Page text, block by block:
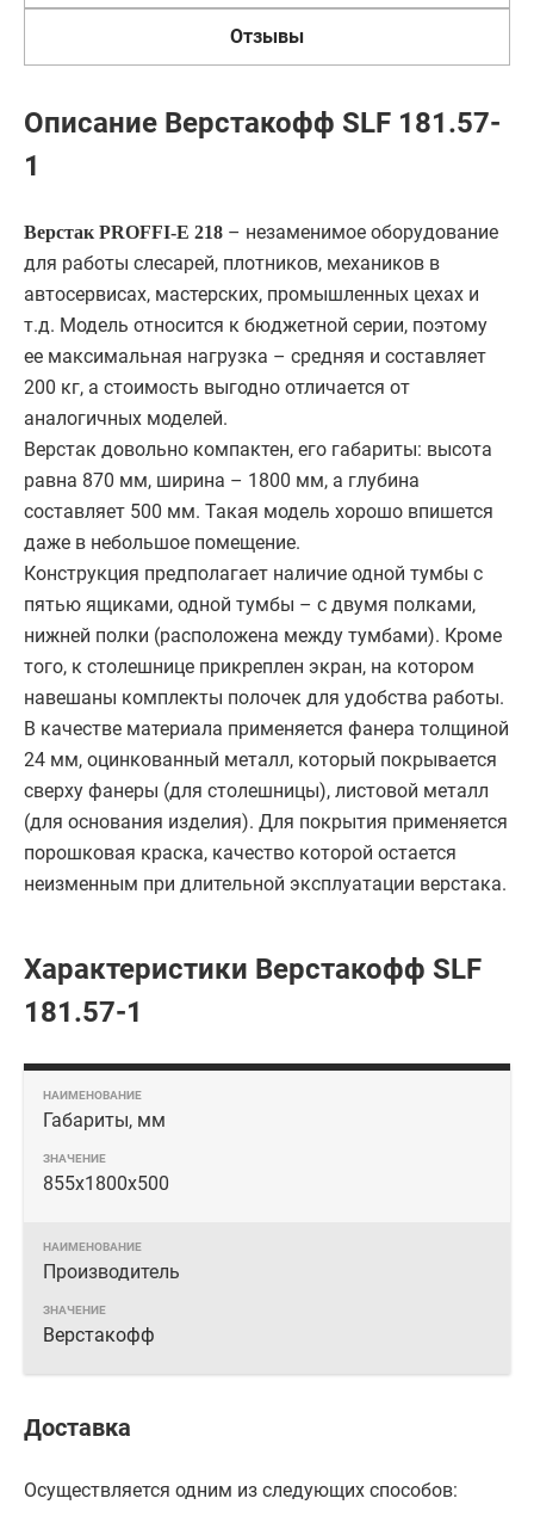
Отзывы
Описание Верстакофф SLF 181.57-
1
Верстак PROFFI-E 218 – незаменимое оборудование
для работы слесарей, плотников, механиков в
автосервисах, мастерских, промышленных цехах и
т.д. Модель относится к бюджетной серии, поэтому
ее максимальная нагрузка – средняя и составляет
200 кг, а стоимость выгодно отличается от
аналогичных моделей.
Верстак довольно компактен, его габариты: высота
равна 870 мм, ширина – 1800 мм, а глубина
составляет 500 мм. Такая модель хорошо впишется
даже в небольшое помещение.
Конструкция предполагает наличие одной тумбы с
пятью ящиками, одной тумбы – с двумя полками,
нижней полки (расположена между тумбами). Кроме
того, к столешнице прикреплен экран, на котором
навешаны комплекты полочек для удобства работы.
В качестве материала применяется фанера толщиной
24 мм, оцинкованный металл, который покрывается
сверху фанеры (для столешницы), листовой металл
(для основания изделия). Для покрытия применяется
порошковая краска, качество которой остается
неизменным при длительной эксплуатации верстака.
Характеристики Верстакофф SLF
181.57-1
Габариты, мм
855x1800x500
Производитель
Верстакофф
Доставка
Осуществляется одним из следующих способов: